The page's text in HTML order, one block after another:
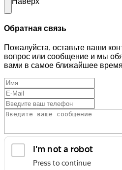
Обратная связь
Пожалуйста, оставьте ваши
вопрос или сообщение и мы
вами в самое ближайшее